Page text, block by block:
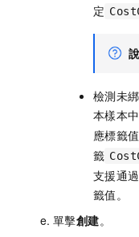
定
檢測未
本樣本
應標籤
籤
支援通
籤值。
單擊創建。